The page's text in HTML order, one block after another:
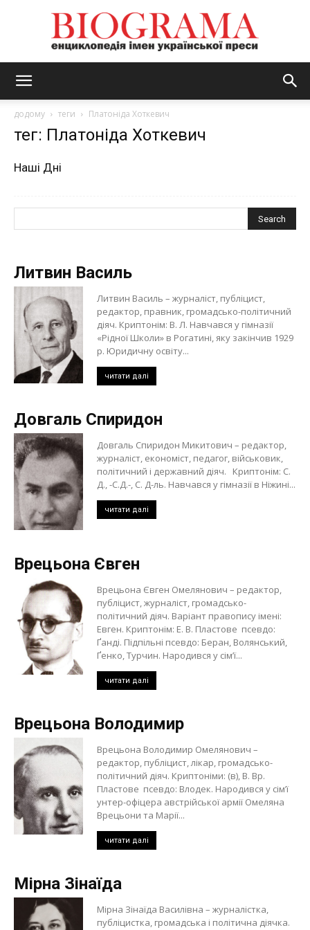
додому теги Платоніда Хоткевич
тег: Платоніда Хоткевич
Наші Дні
Литвин Василь
Литвин Василь – журналіст, публіцист,
редактор, правник, громадсько-політичний
діяч. Криптонім: В. Л. Навчався у гімназії
«Рідної Школи» в Рогатині, яку закінчив 1929
р. Юридичну освіту...
читати далі
Довгаль Спиридон
Довгаль Спиридон Микитович – редактор,
журналіст, економіст, педагог, військовик,
політичний і державний діяч. Криптонім: С.
Д., -С.Д.-, С. Д-ль. Навчався у гімназії в Ніжині...
читати далі
Врецьона Євген
Врецьона Євген Омелянович – редактор,
публіцист, журналіст, громадсько-
політичний діяч. Варіант правопису імені:
Евген. Криптонім: Е. В. Пластове псевдо:
Ґанді. Підпільні псевдо: Беран, Волянський,
Ґенко, Турчин. Народився у сім’ї...
читати далі
Врецьона Володимир
Врецьона Володимир Омелянович –
редактор, публіцист, лікар, громадсько-
політичний діяч. Криптоніми: (в), В. Вр.
Пластове псевдо: Влодек. Народився у сім’ї
унтер-офіцера австрійської армії Омеляна
Врецьони та Марії...
читати далі
Мірна Зінаїда
Мірна Зінаїда Василівна – журналістка,
публіцистка, громадська і політична діячка.